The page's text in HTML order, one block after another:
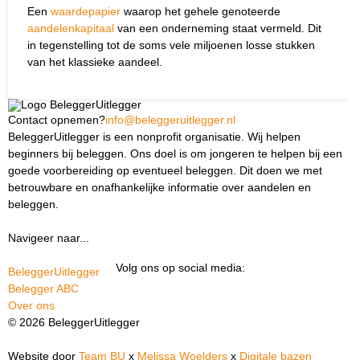
Een waardepapier waarop het gehele genoteerde
aandelenkapitaal van een onderneming staat vermeld. Dit
in tegenstelling tot de soms vele miljoenen losse stukken
van het klassieke aandeel.
Contact opnemen?info@beleggeruitlegger.nl
BeleggerUitlegger is een nonprofit organisatie. Wij helpen
beginners bij beleggen. Ons doel is om jongeren te helpen bij een
goede voorbereiding op eventueel beleggen. Dit doen we met
betrouwbare en onafhankelijke informatie over aandelen en
beleggen.
Navigeer naar...
BeleggerUitlegger
Belegger ABC
Over ons
Volg ons op social media:
© 2026 BeleggerUitlegger
Website door Team BU x Melissa Woelders x Digitale bazen